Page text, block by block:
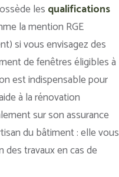
les qualifications
la mention RGE
si vous envisagez des
de fenêtres éligibles à
est indispensable pour
à la rénovation
sur son assurance
du bâtiment : elle vous
des travaux en cas de